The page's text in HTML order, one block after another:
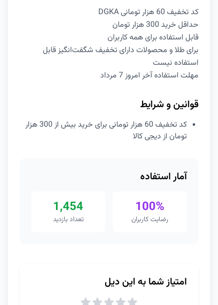
کد تخفیف 60 هزار تومانی DGKA
حداقل خرید 300 هزار تومان
قابل استفاده برای همه کاربران
برای طلا و محصولات دارای تخفیف شگفت‌انگیز قابل
استفاده نیست
مهلت استفاده آخر امروز 7 مرداد
قوانین و شرایط
کد تخفیف 60 هزار تومانی برای خرید بیش از 300 هزار
تومان از دیجی کالا
آمار استفاده
100%
رضایت کاربران
1,454
تعداد بازدید
امتیاز شما به این دیل